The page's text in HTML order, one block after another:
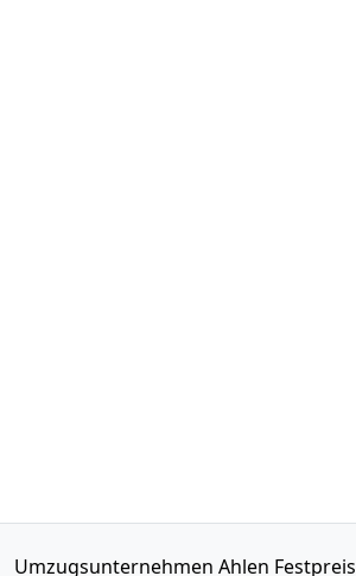
Umzugsunternehmen Ahlen Festpreis